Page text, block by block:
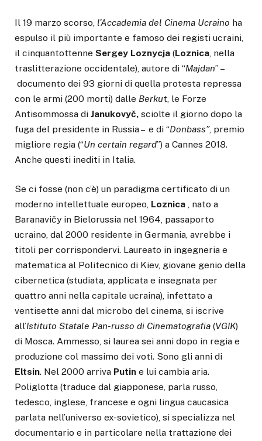
Il 19 marzo scorso, l’Accademia del Cinema Ucraino ha
espulso il più importante e famoso dei registi ucraini,
il cinquantottenne Sergey Loznycja (Loznica , nella
traslitterazione occidentale), autore di “Majdan” –
documento dei 93 giorni di quella protesta repressa
con le armi (200 morti) dalle Berkut, le Forze
Antisommossa di Janukovyč, sciolte il giorno dopo la
fuga del presidente in Russia – e di “Donbass”, premio
migliore regia (“Un certain regard”) a Cannes 2018.
Anche questi inediti in Italia.
Se ci fosse (non c’è) un paradigma certificato di un
moderno intellettuale europeo, Loznica , nato a
Baranavičy in Bielorussia nel 1964, passaporto
ucraino, dal 2000 residente in Germania, avrebbe i
titoli per corrispondervi. Laureato in ingegneria e
matematica al Politecnico di Kiev, giovane genio della
cibernetica (studiata, applicata e insegnata per
quattro anni nella capitale ucraina), infettato a
ventisette anni dal microbo del cinema, si iscrive
all’Istituto Statale Pan-russo di Cinematografia (VGIK)
di Mosca. Ammesso, si laurea sei anni dopo in regia e
produzione col massimo dei voti. Sono gli anni di
Eltsin. Nel 2000 arriva Putin e lui cambia aria.
Poliglotta (traduce dal giapponese, parla russo,
tedesco, inglese, francese e ogni lingua caucasica
parlata nell’universo ex-sovietico), si specializza nel
documentario e in particolare nella trattazione dei